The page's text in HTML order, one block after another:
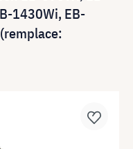
1430Wi, EB-